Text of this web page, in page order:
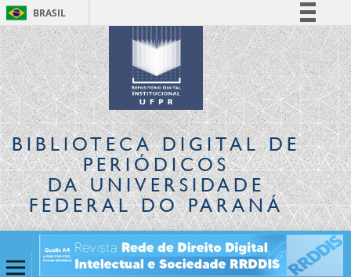
BRASIL
Simplifique!
Comunica BR
Participe
Acesso à informação
Legislação
Canais
BIBLIOTECA DIGITALDE
PERIÓDICOS
DA UNIVERSIDADE
FEDERAL DO PARANÁ